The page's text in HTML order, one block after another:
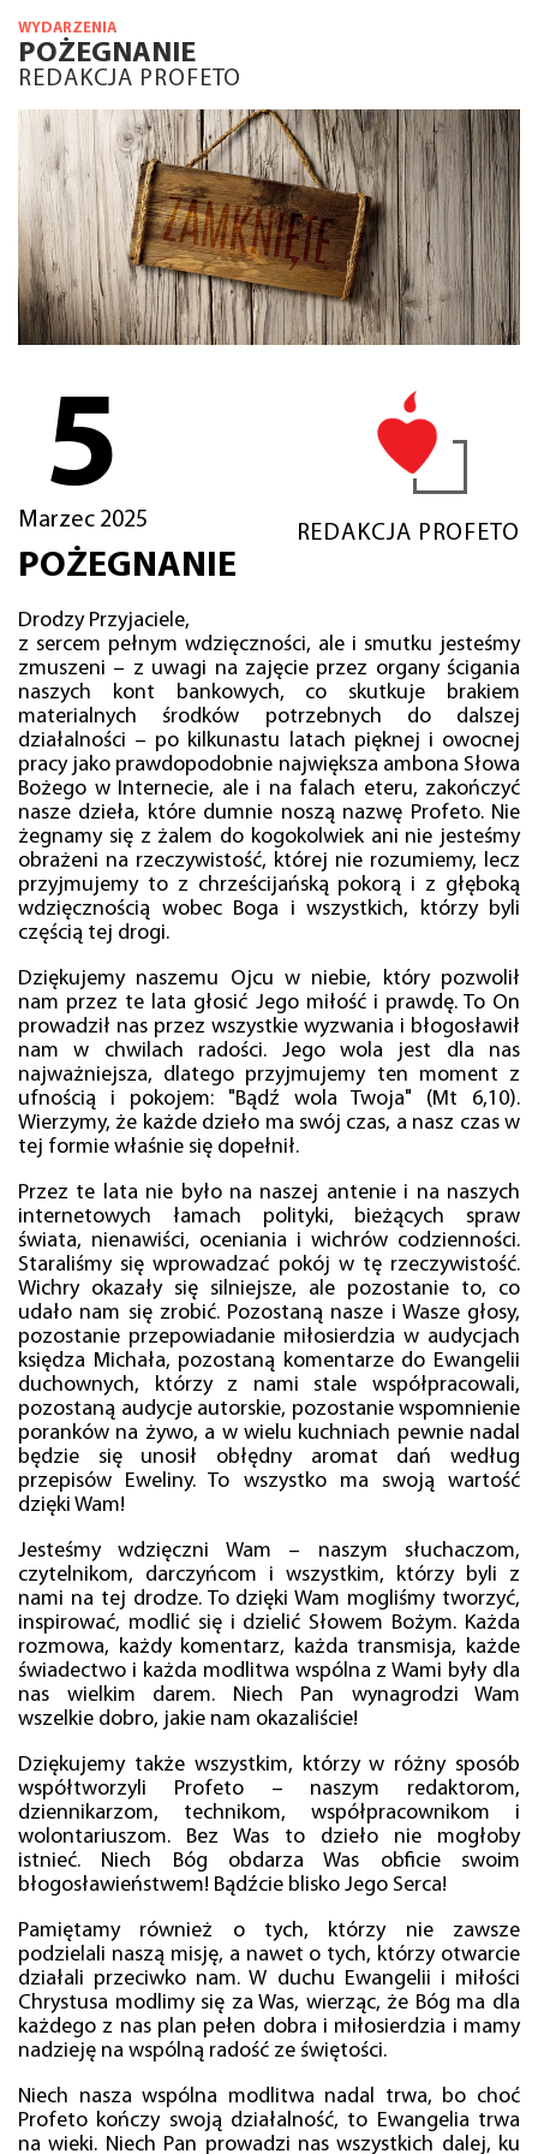
WYDARZENIA
POŻEGNANIE
REDAKCJA PROFETO
5
Marzec 2025
REDAKCJA PROFETO
POŻEGNANIE
Drodzy Przyjaciele,
z sercem pełnym wdzięczności, ale i smutku jesteśmy
zmuszeni – z uwagi na zajęcie przez organy ścigania
naszych kont bankowych, co skutkuje brakiem
materialnych środków potrzebnych do dalszej
działalności – po kilkunastu latach pięknej i owocnej
pracy jako prawdopodobnie największa ambona Słowa
Bożego w Internecie, ale i na falach eteru, zakończyć
nasze dzieła, które dumnie noszą nazwę Profeto. Nie
żegnamy się z żalem do kogokolwiek ani nie jesteśmy
obrażeni na rzeczywistość, której nie rozumiemy, lecz
przyjmujemy to z chrześcijańską pokorą i z głęboką
wdzięcznością wobec Boga i wszystkich, którzy byli
częścią tej drogi.
Dziękujemy naszemu Ojcu w niebie, który pozwolił
nam przez te lata głosić Jego miłość i prawdę. To On
prowadził nas przez wszystkie wyzwania i błogosławił
nam w chwilach radości. Jego wola jest dla nas
najważniejsza, dlatego przyjmujemy ten moment z
ufnością i pokojem: "Bądź wola Twoja" (Mt 6,10).
Wierzymy, że każde dzieło ma swój czas, a nasz czas w
tej formie właśnie się dopełnił.
Przez te lata nie było na naszej antenie i na naszych
internetowych łamach polityki, bieżących spraw
świata, nienawiści, oceniania i wichrów codzienności.
Staraliśmy się wprowadzać pokój w tę rzeczywistość.
Wichry okazały się silniejsze, ale pozostanie to, co
udało nam się zrobić. Pozostaną nasze i Wasze głosy,
pozostanie przepowiadanie miłosierdzia w audycjach
księdza Michała, pozostaną komentarze do Ewangelii
duchownych, którzy z nami stale współpracowali,
pozostaną audycje autorskie, pozostanie wspomnienie
poranków na żywo, a w wielu kuchniach pewnie nadal
będzie się unosił obłędny aromat dań według
przepisów Eweliny. To wszystko ma swoją wartość
dzięki Wam!
Jesteśmy wdzięczni Wam – naszym słuchaczom,
czytelnikom, darczyńcom i wszystkim, którzy byli z
nami na tej drodze. To dzięki Wam mogliśmy tworzyć,
inspirować, modlić się i dzielić Słowem Bożym. Każda
rozmowa, każdy komentarz, każda transmisja, każde
świadectwo i każda modlitwa wspólna z Wami były dla
nas wielkim darem. Niech Pan wynagrodzi Wam
wszelkie dobro, jakie nam okazaliście!
Dziękujemy także wszystkim, którzy w różny sposób
współtworzyli Profeto – naszym redaktorom,
dziennikarzom, technikom, współpracownikom i
wolontariuszom. Bez Was to dzieło nie mogłoby
istnieć. Niech Bóg obdarza Was obficie swoim
błogosławieństwem! Bądźcie blisko Jego Serca!
Pamiętamy również o tych, którzy nie zawsze
podzielali naszą misję, a nawet o tych, którzy otwarcie
działali przeciwko nam. W duchu Ewangelii i miłości
Chrystusa modlimy się za Was, wierząc, że Bóg ma dla
każdego z nas plan pełen dobra i miłosierdzia i mamy
nadzieję na wspólną radość ze świętości.
Niech nasza wspólna modlitwa nadal trwa, bo choć
Profeto kończy swoją działalność, to Ewangelia trwa
na wieki. Niech Pan prowadzi nas wszystkich dalej, ku